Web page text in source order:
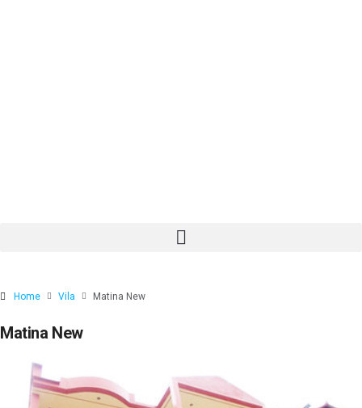
Home Vila Matina New
Matina New